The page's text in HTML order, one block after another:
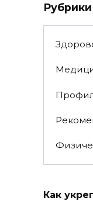
Рубрики
Как